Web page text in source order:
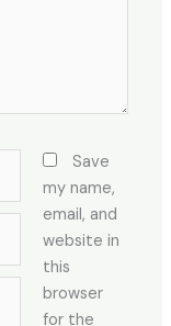
Save
my name,
email, and
website in
this
browser
for the